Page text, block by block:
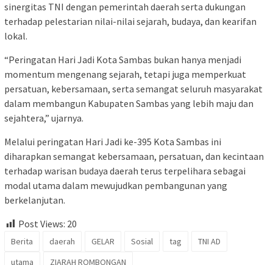
sinergitas TNI dengan pemerintah daerah serta dukungan
terhadap pelestarian nilai-nilai sejarah, budaya, dan kearifan
lokal.
“Peringatan Hari Jadi Kota Sambas bukan hanya menjadi
momentum mengenang sejarah, tetapi juga memperkuat
persatuan, kebersamaan, serta semangat seluruh masyarakat
dalam membangun Kabupaten Sambas yang lebih maju dan
sejahtera,” ujarnya.
Melalui peringatan Hari Jadi ke-395 Kota Sambas ini
diharapkan semangat kebersamaan, persatuan, dan kecintaan
terhadap warisan budaya daerah terus terpelihara sebagai
modal utama dalam mewujudkan pembangunan yang
berkelanjutan.
Post Views: 20
Berita daerah GELAR Sosial tag
TNI AD
utama
ZIARAH ROMBONGAN